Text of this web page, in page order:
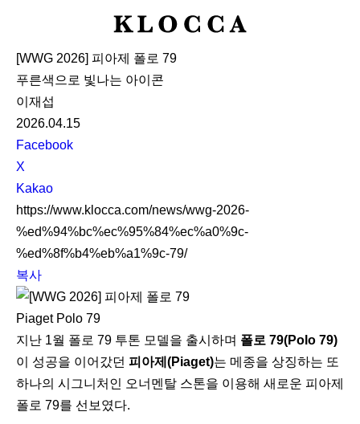
K
O
C
[WWG 2026] 피아제 폴로 79
푸른색으로 빛나는 아이콘
이재섭
2026.04.15
S
N
S
S
h
a
r
e
Facebook
X
Kakao
https://www.klocca.com/news/wwg-2026-
%ed%94%bc%ec%95%84%ec%a0%9c-
%ed%8f%b4%eb%a1%9c-79/
복사
Piaget Polo 79
지난 1월 폴로 79 투톤 모델을 출시하며 폴로 79(Polo 79)
이 성공을 이어갔던 피아제(Piaget)는 메종을 상징하는 또
하나의 시그니처인 오너멘탈 스톤을 이용해 새로운 피아제
폴로 79를 선보였다.